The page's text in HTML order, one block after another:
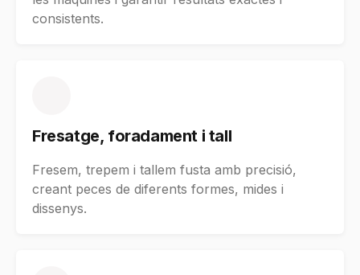
consistents.
Fresatge, foradament i tall
Fresem, trepem i tallem fusta amb precisió,
creant peces de diferents formes, mides i
dissenys.